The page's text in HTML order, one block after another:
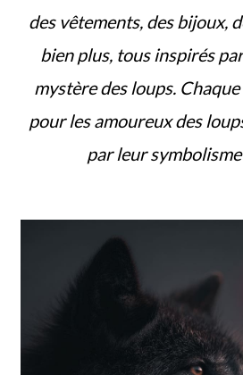
des vêtements, des bijoux,
bien plus, tous inspirés
mystère des loups.
pour les amoureux des
par leur